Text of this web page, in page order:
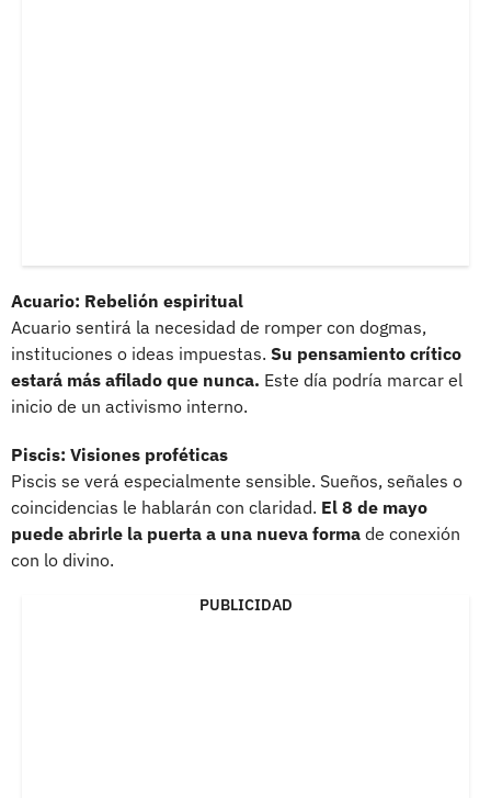
Acuario: Rebelión espiritual
Acuario sentirá la necesidad de romper con dogmas,
instituciones o ideas impuestas. Su pensamiento crítico
estará más afilado que nunca. Este día podría marcar el
inicio de un activismo interno.
Piscis: Visiones proféticas
Piscis se verá especialmente sensible. Sueños, señales o
coincidencias le hablarán con claridad. El 8 de mayo
puede abrirle la puerta a una nueva forma de conexión
con lo divino.
PUBLICIDAD